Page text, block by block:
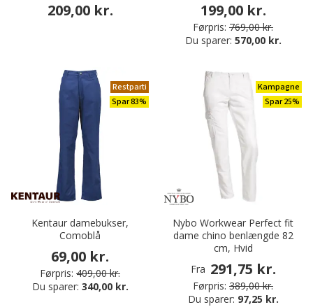
209,00 kr. 199,00 kr.
Førpris: 769,00 kr.
Du sparer: 570,00 kr.
Restparti
Spar 83%
Kentaur damebukser,
Comoblå
69,00 kr.
Førpris: 409,00 kr.
Du sparer: 340,00 kr.
Kampagne
Spar 25%
Nybo Workwear Perfect fit
dame chino benlængde 82
cm, Hvid
Fra 291,75 kr.
Førpris: 389,00 kr.
Du sparer: 97,25 kr.